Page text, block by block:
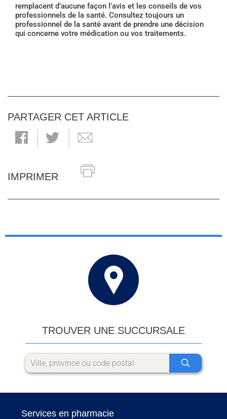
remplacent d’aucune façon l’avis et les conseils de vos
professionnels de la santé. Consultez toujours un
professionnel de la santé avant de prendre une décision
qui concerne votre médication ou vos traitements.
PARTAGER CET ARTICLE
IMPRIMER
TROUVER UNE SUCCURSALE
Services en pharmacie